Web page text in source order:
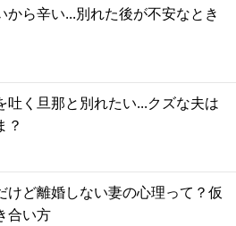
から辛い...別れた後が不安なとき
吐く旦那と別れたい...クズな夫は
？
けど離婚しない妻の心理って？仮
合い方